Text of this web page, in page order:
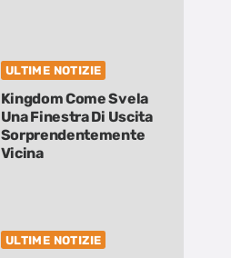
ULTIME NOTIZIE
Kingdom Come Svela
Una Finestra Di Uscita
Sorprendentemente
Vicina
ULTIME NOTIZIE